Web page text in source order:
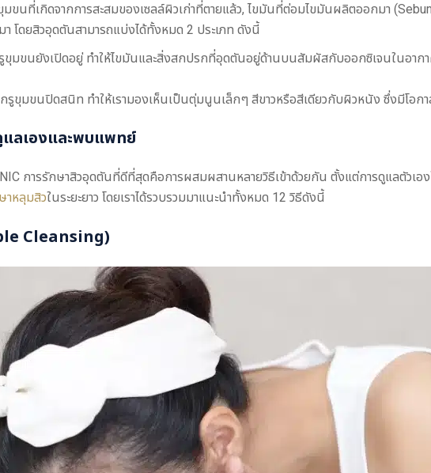
นที่เกิดจากการสะสมของเซลล์ผิวเก่าที่ตายแล้ว, ไขมันที่ต่อมไขมันผลิตออกมา
โดยสิวอุดตันสามารถแบ่งได้ทั้งหมด 2 ประเภท ดังนี้
มขนยังเปิดอยู่ ทำให้ไขมันและสิ่งสกปรกที่อุดตันอยู่ด้านบนสัมผัสกับออกซิเจนในอาก
ขุมขนปิดสนิท ทำให้เรามองเห็นเป็นตุ่มนูนเล็กๆ สีขาวหรือสีเดียวกับผิวหนัง ซึ่งมีโอก
ลเองและพบแพทย์
การรักษาสิวอุดตันที่ดีที่สุดคือการผสมผสานหลายวิธีเข้าด้วยกัน ตั้งแต่การดูแลตัวเอง
าหลุมสิวในระยะยาว โดยเราได้รวบรวมมาแนะนำทั้งหมด 12 วิธีดังนี้
Cleansing)